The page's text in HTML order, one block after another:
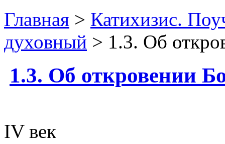
Главная > Катихизис.
духовный > 1.3. Об
1.3. Об откровении
IV век